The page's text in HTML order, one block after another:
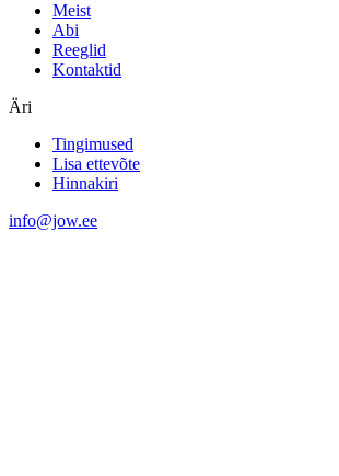
Meist
Abi
Reeglid
Kontaktid
Äri
Tingimused
Lisa ettevõte
Hinnakiri
info@jow.ee